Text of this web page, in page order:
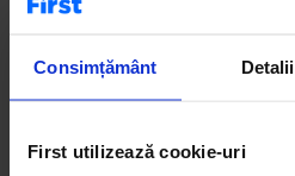
Consimțământ Detalii
First utilizează cookie-uri
Terenuri de vânzare
Birouri de vânzare